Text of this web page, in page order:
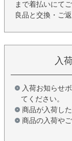
まで着払いにて
良品と交換・ご
入
入荷お知らせ
てください。
商品が入荷し
商品の入荷や